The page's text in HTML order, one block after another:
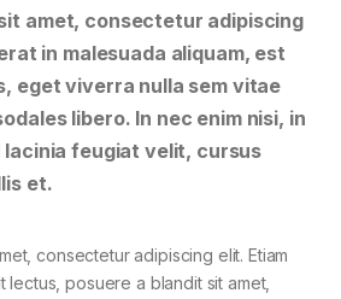
amet, consectetur adipiscing
in malesuada aliquam, est
eget viverra nulla sem vitae
libero. In nec enim nisi, in
lacinia feugiat velit, cursus
et.
consectetur adipiscing elit. Etiam
lectus, posuere a blandit sit amet,